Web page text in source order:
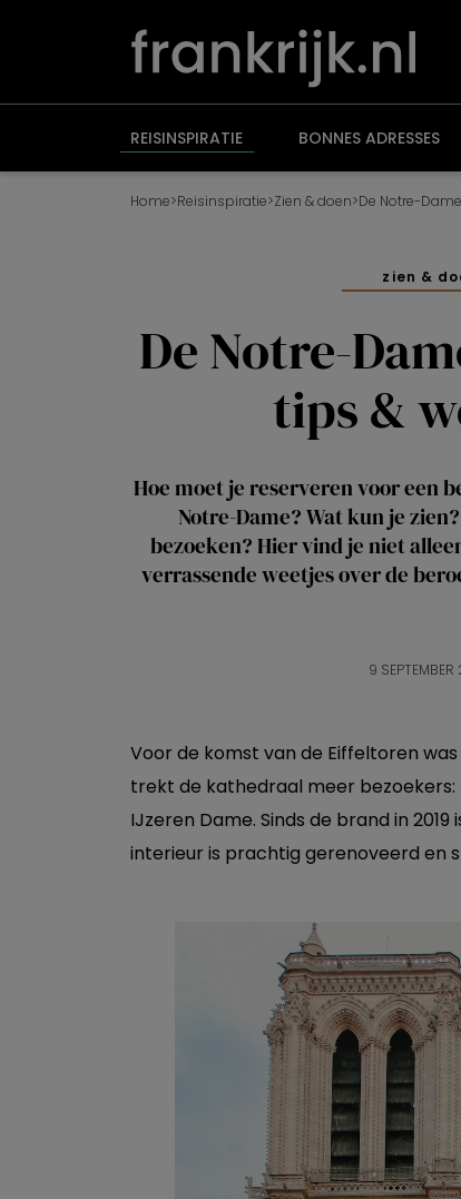
REISINSPIRATIE BONNES ADRESSES
Home>Reisinspiratie>Zien & doen>De Notre-
zien &
De Notre-
tips &
Hoe moet je reserveren voor een
Notre-Dame? Wat kun je
bezoeken? Hier vind je niet
verrassende weetjes over de
9
Voor de komst van de Eiffeltoren
trekt de kathedraal meer bezoekers:
IJzeren Dame. Sinds de brand in
interieur is prachtig gerenoveerd en